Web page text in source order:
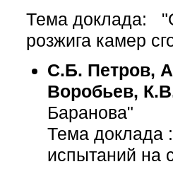
Тема доклада:
розжига камер
С.Б. Петров,
Воробьев,
Баранова"
Тема доклада
испытаний на